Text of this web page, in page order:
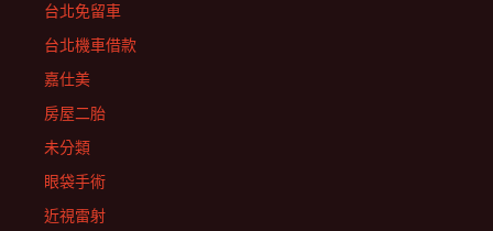
台北免留車
台北機車借款
嘉仕美
房屋二胎
未分類
眼袋手術
近視雷射